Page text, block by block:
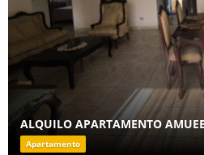
ALQUILO APARTAMENTO
Apartamento